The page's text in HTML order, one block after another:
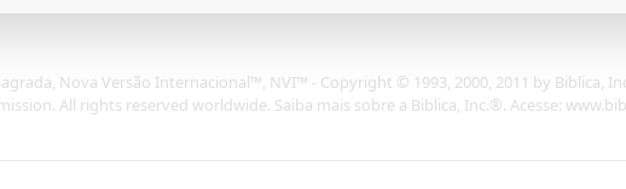
Nova Versão Internacional™, NVI™ - Copyright © 1993, 2000, 2011 by Biblica,
All rights reserved worldwide. Saiba mais sobre a Biblica, Inc.®. Acesse: